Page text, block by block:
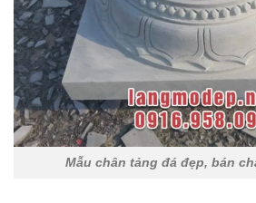
Mẫu chân tảng đá đẹp, bán